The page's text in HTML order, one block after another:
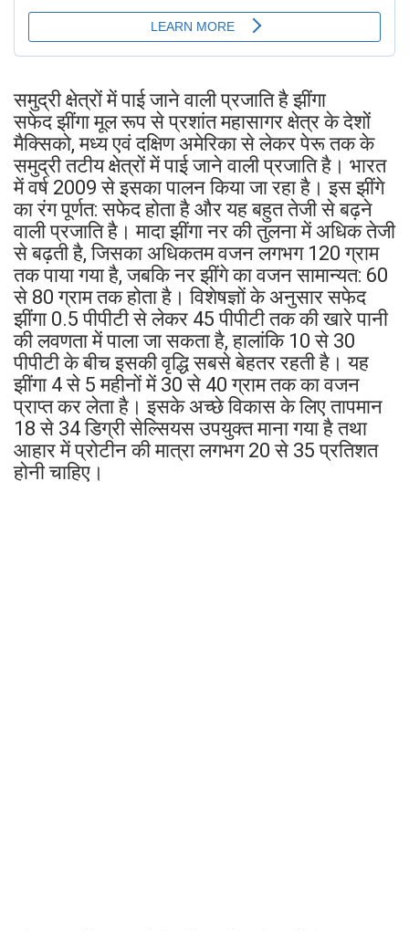
समुद्री क्षेत्रों में पाई जाने वाली प्रजाति है झींगा
सफेद झींगा मूल रूप से प्रशांत महासागर क्षेत्र के देशों
मैक्सिको, मध्य एवं दक्षिण अमेरिका से लेकर पेरू तक के
समुद्री तटीय क्षेत्रों में पाई जाने वाली प्रजाति है। भारत
में वर्ष 2009 से इसका पालन किया जा रहा है। इस झींगे
का रंग पूर्णत: सफेद होता है और यह बहुत तेजी से बढ़ने
वाली प्रजाति है। मादा झींगा नर की तुलना में अधिक तेजी
से बढ़ती है, जिसका अधिकतम वजन लगभग 120 ग्राम
तक पाया गया है, जबकि नर झींगे का वजन सामान्यत: 60
से 80 ग्राम तक होता है। विशेषज्ञों के अनुसार सफेद
झींगा 0.5 पीपीटी से लेकर 45 पीपीटी तक की खारे पानी
की लवणता में पाला जा सकता है, हालांकि 10 से 30
पीपीटी के बीच इसकी वृद्धि सबसे बेहतर रहती है। यह
झींगा 4 से 5 महीनों में 30 से 40 ग्राम तक का वजन
प्राप्त कर लेता है। इसके अच्छे विकास के लिए तापमान
18 से 34 डिग्री सेल्सियस उपयुक्त माना गया है तथा
आहार में प्रोटीन की मात्रा लगभग 20 से 35 प्रतिशत
होनी चाहिए।